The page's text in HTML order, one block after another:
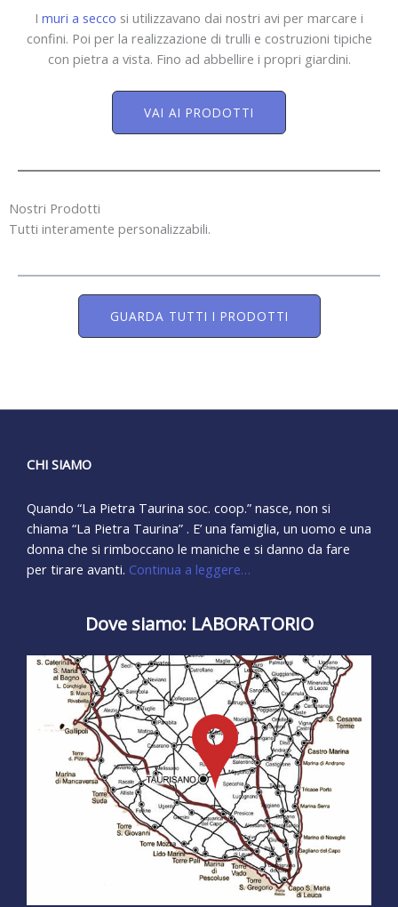
I muri a secco si utilizzavano dai nostri avi per marcare i
confini. Poi per la realizzazione di trulli e costruzioni tipiche
con pietra a vista. Fino ad abbellire i propri giardini.
VAI AI PRODOTTI
Nostri Prodotti
Tutti interamente personalizzabili.
GUARDA TUTTI I PRODOTTI
CHI SIAMO
Quando “La Pietra Taurina soc. coop.” nasce, non si
chiama “La Pietra Taurina” . E’ una famiglia, un uomo e una
donna che si rimboccano le maniche e si danno da fare
per tirare avanti. Continua a leggere…
Dove siamo: LABORATORIO